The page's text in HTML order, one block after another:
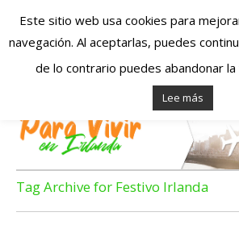
Españoles
Irlanda –
Irlanda –
en Irlanda –
Tag Archive for Festivo Irlanda
Este sitio web usa cookies para
navegación. Al aceptarlas, puedes
de lo contrario puedes abandonar la
Lee más